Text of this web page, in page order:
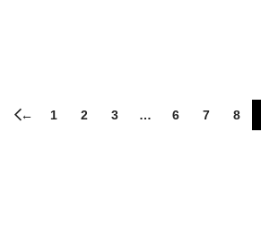
← 1 2 3 … 6 7 8